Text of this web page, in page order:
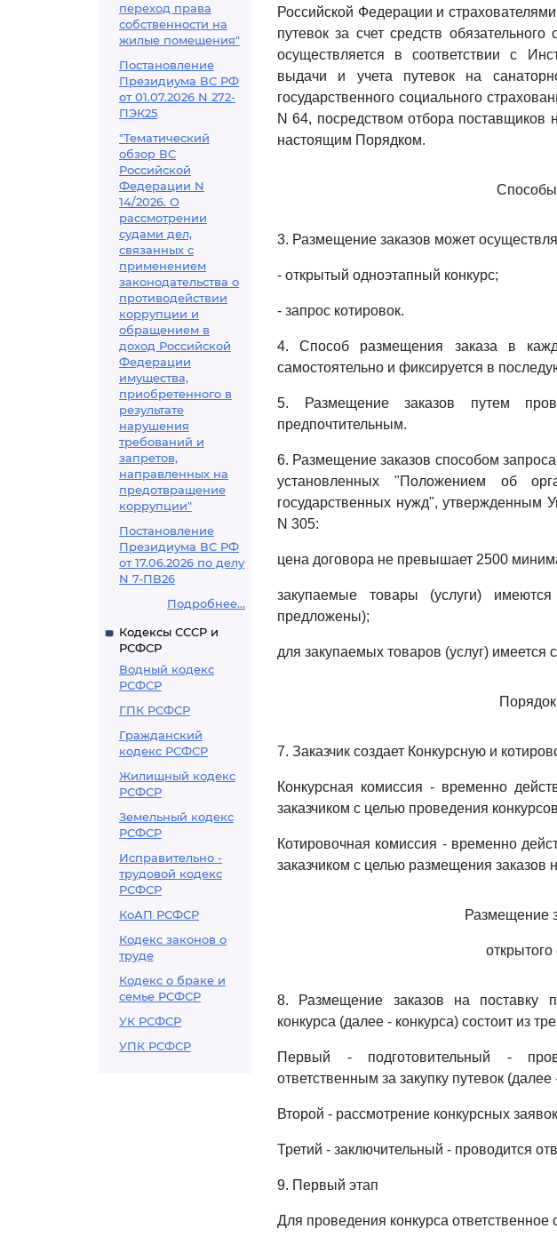
переход права
собственности на
жилые помещения"
Постановление
Президиума ВС РФ
от 01.07.2026 N 272-
ПЭК25
"Тематический
обзор ВС
Российской
Федерации N
14/2026. О
рассмотрении
судами дел,
связанных с
применением
законодательства о
противодействии
коррупции и
обращением в
доход Российской
Федерации
имущества,
приобретенного в
результате
нарушения
требований и
запретов,
направленных на
предотвращение
коррупции"
Постановление
Президиума ВС РФ
от 17.06.2026 по делу
N 7-ПВ26
Подробнее...
Кодексы СССР и
РСФСР
Водный кодекс
РСФСР
ГПК РСФСР
Гражданский
кодекс РСФСР
Жилищный кодекс
РСФСР
Земельный кодекс
РСФСР
Исправительно -
трудовой кодекс
РСФСР
КоАП РСФСР
Кодекс законов о
труде
Кодекс о браке и
семье РСФСР
УК РСФСР
УПК РСФСР
Российской Федерации и
путевок за счет средств
осуществляется в соответствии с
выдачи и учета путевок на
государственного социального
N 64, посредством отбора поставщиков
настоящим Порядком.
Способы
3. Размещение заказов может
- открытый одноэтапный конкурс;
- запрос котировок.
4. Способ размещения заказа в
самостоятельно и фиксируется в
5. Размещение заказов путем
предпочтительным.
6. Размещение заказов способом
установленных "Положением об
государственных нужд", утвержденным
N 305:
цена договора не превышает 2500
закупаемые товары (услуги)
предложены);
для закупаемых товаров (услуг)
7. Заказчик создает Конкурсную и
Конкурсная комиссия - временно
заказчиком с целью проведения
Котировочная комиссия - временно
заказчиком с целью размещения заказов
Размещение
открытого
8. Размещение заказов на поставку
конкурса (далее - конкурса) состоит из
Первый - подготовительный -
ответственным за закупку путевок
Второй - рассмотрение конкурсных
Третий - заключительный - проводится
9. Первый этап
Для проведения конкурса ответственное